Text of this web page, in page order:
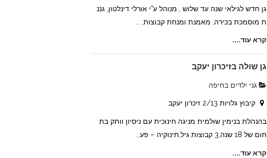
גן חדש לגילאי שנה עד שלוש , מנוהל ע"י אורלי דינלטון, גננ
ת מוסמכת בכירה, מאמנת ומנחת קבוצות, ...
קרא עוד....
גן שולה בזיכרון יעקב
גני ילדים בחיפה
קיבוץ גלויות 2/13 זיכרון יעקב
בהנהלת בנימין שולמית מניגה חינוכית עם ניסיון וותק בת
חום של 18 שנה,3 קבוצות גיל,תינוקיה – פע...
קרא עוד....